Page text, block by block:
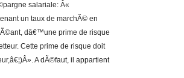
salariale: Â«
un taux de marchÃ© en
dâ€™une prime de risque
Cette prime de risque doit
A dÃ©faut, il appartient